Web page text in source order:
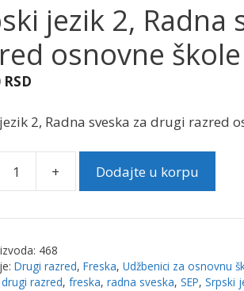
jezik 2, Radna
osnovne
RSD
2, Radna sveska za drugi razred
+ Dodajte u korpu
468
Drugi razred, Freska, Udžbenici za osnovnu
drugi razred, freska, radna sveska, SEP, Srpski